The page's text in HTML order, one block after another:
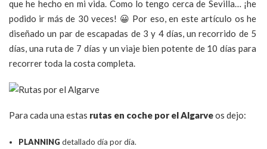
que he hecho en mi vida. Como lo tengo cerca de Sevilla… ¡he
podido ir más de 30 veces! 😀 Por eso, en este artículo os he
diseñado un par de escapadas de 3 y 4 días, un recorrido de 5
días, una ruta de 7 días y un viaje bien potente de 10 días para
recorrer toda la costa completa.
Para cada una estas rutas en coche por el Algarveos dejo:
PLANNING detallado día por día.